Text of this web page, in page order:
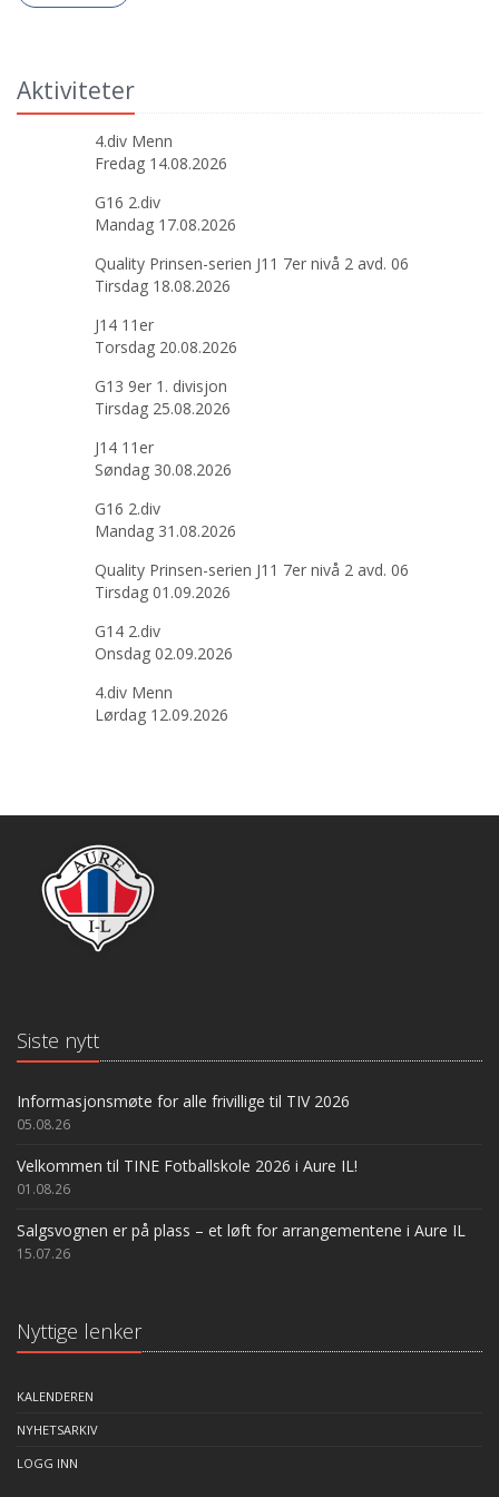
Aktiviteter
4.div Menn
Fredag 14.08.2026
G16 2.div
Mandag 17.08.2026
Quality Prinsen-serien J11 7er nivå 2 avd. 06
Tirsdag 18.08.2026
J14 11er
Torsdag 20.08.2026
G13 9er 1. divisjon
Tirsdag 25.08.2026
J14 11er
Søndag 30.08.2026
G16 2.div
Mandag 31.08.2026
Quality Prinsen-serien J11 7er nivå 2 avd. 06
Tirsdag 01.09.2026
G14 2.div
Onsdag 02.09.2026
4.div Menn
Lørdag 12.09.2026
Siste nytt
Informasjonsmøte for alle frivillige til TIV 2026
05.08.26
Velkommen til TINE Fotballskole 2026 i Aure IL!
01.08.26
Salgsvognen er på plass – et løft for arrangementene i Aure IL
15.07.26
Nyttige lenker
KALENDEREN
NYHETSARKIV
LOGG INN